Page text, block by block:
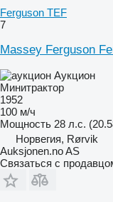
Ferguson TEF
7
Massey Ferguson
Аукцион
Минитрактор
1952
100 м/ч
Мощность 28 л.с.
Норвегия, Rørvik
Auksjonen.no AS
Связаться с